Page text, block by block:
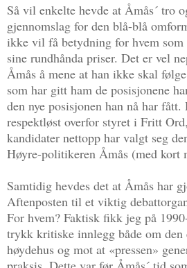
Så vil enkelte hevde at Åmås´ tro
gjennomslag for den blå-blå
ikke vil få betydning for hvem
sine rundhånda priser. Det er vel
Åmås å mene at han ikke skal
som har gitt ham de posisjonene
den nye posisjonen han nå har
respektløst overfor styret i Fritt
kandidater nettopp har valgt seg
Høyre-politikeren Åmås (med kort
Samtidig hevdes det at Åmås har
Aftenposten til et viktig
For hvem? Faktisk fikk jeg på
trykk kritiske innlegg både om den
høydehus og mot at «pressen»